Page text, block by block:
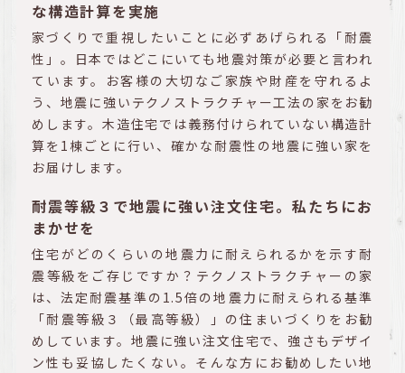
な構造計算を実施
家づくりで重視したいことに必ずあげられる「耐震
性」。日本ではどこにいても地震対策が必要と言われ
ています。お客様の大切なご家族や財産を守れるよ
う、地震に強いテクノストラクチャー工法の家をお勧
めします。木造住宅では義務付けられていない構造計
算を1棟ごとに行い、確かな耐震性の地震に強い家を
お届けします。
耐震等級３で地震に強い注文住宅。私たちにお
まかせを
住宅がどのくらいの地震力に耐えられるかを示す耐
震等級をご存じですか？テクノストラクチャーの家
は、法定耐震基準の1.5倍の地震力に耐えられる基準
「耐震等級３（最高等級）」の住まいづくりをお勧
めしています。地震に強い注文住宅で、強さもデザイ
ン性も妥協したくない。そんな方にお勧めしたい地